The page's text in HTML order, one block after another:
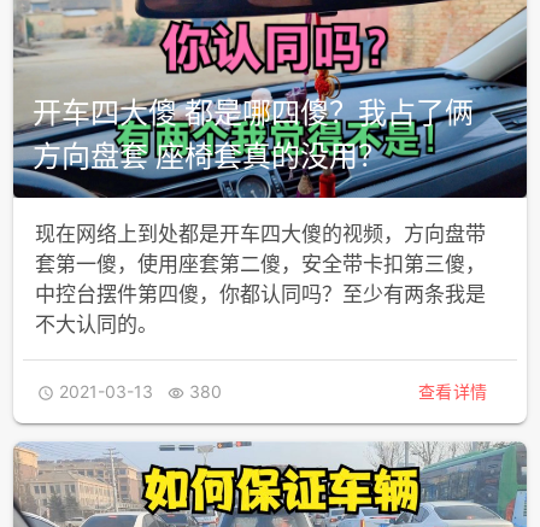
开车四大傻 都是哪四傻？我占了俩
方向盘套 座椅套真的没用？
现在网络上到处都是开车四大傻的视频，方向盘带
套第一傻，使用座套第二傻，安全带卡扣第三傻，
中控台摆件第四傻，你都认同吗？至少有两条我是
不大认同的。
 2021-03-13  380 查看详情